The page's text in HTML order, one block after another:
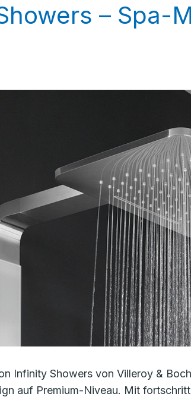
– Spa-
Infinity Showers von Villeroy &
auf Premium-Niveau. Mit